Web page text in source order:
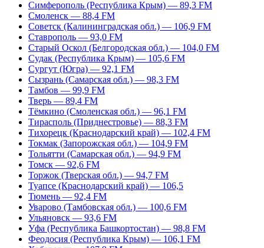
Симферополь (Республика Крым) — 89,3 FM
Смоленск — 88,4 FM
Советск (Калининградская обл.) — 106,9 FM
Ставрополь — 93,0 FM
Старый Оскол (Белгородская обл.) — 104,0 FM
Судак (Республика Крым) — 105,6 FM
Сургут (Югра) — 92,1 FM
Сызрань (Самарская обл.) — 98,3 FM
Тамбов — 99,9 FM
Тверь — 89,4 FM
Тёмкино (Смоленская обл.) — 96,1 FM
Тирасполь (Приднестровье) — 88,3 FM
Тихорецк (Краснодарский край) — 102,4 FM
Токмак (Запорожская обл.) — 104,9 FM
Тольятти (Самарская обл.) — 94,9 FM
Томск — 92,6 FM
Торжок (Тверская обл.) — 94,7 FM
Туапсе (Краснодарский край) — 106,5
Тюмень — 92,4 FM
Уварово (Тамбовская обл.) — 100,6 FM
Ульяновск — 93,6 FM
Уфа (Республика Башкортостан) — 98,8 FM
Феодосия (Республика Крым) — 106,1 FM